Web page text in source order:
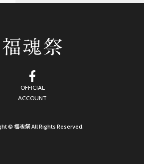
OFFICIAL
ACCOUNT
© 福魂祭 All Rights Reserved.